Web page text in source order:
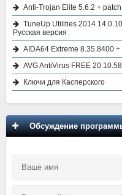
Anti-Trojan Elite 5.6.2 + patch
TuneUp Utilities 2014
Русская версия
AIDA64 Extreme 8.35.8400
AVG AntiVirus FREE
Ключи для Касперского
Обсуждение